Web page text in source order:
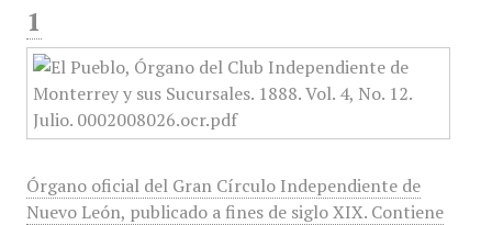
1
Órgano oficial del Gran Círculo Independiente de
Nuevo León, publicado a fines de siglo XIX. Contiene